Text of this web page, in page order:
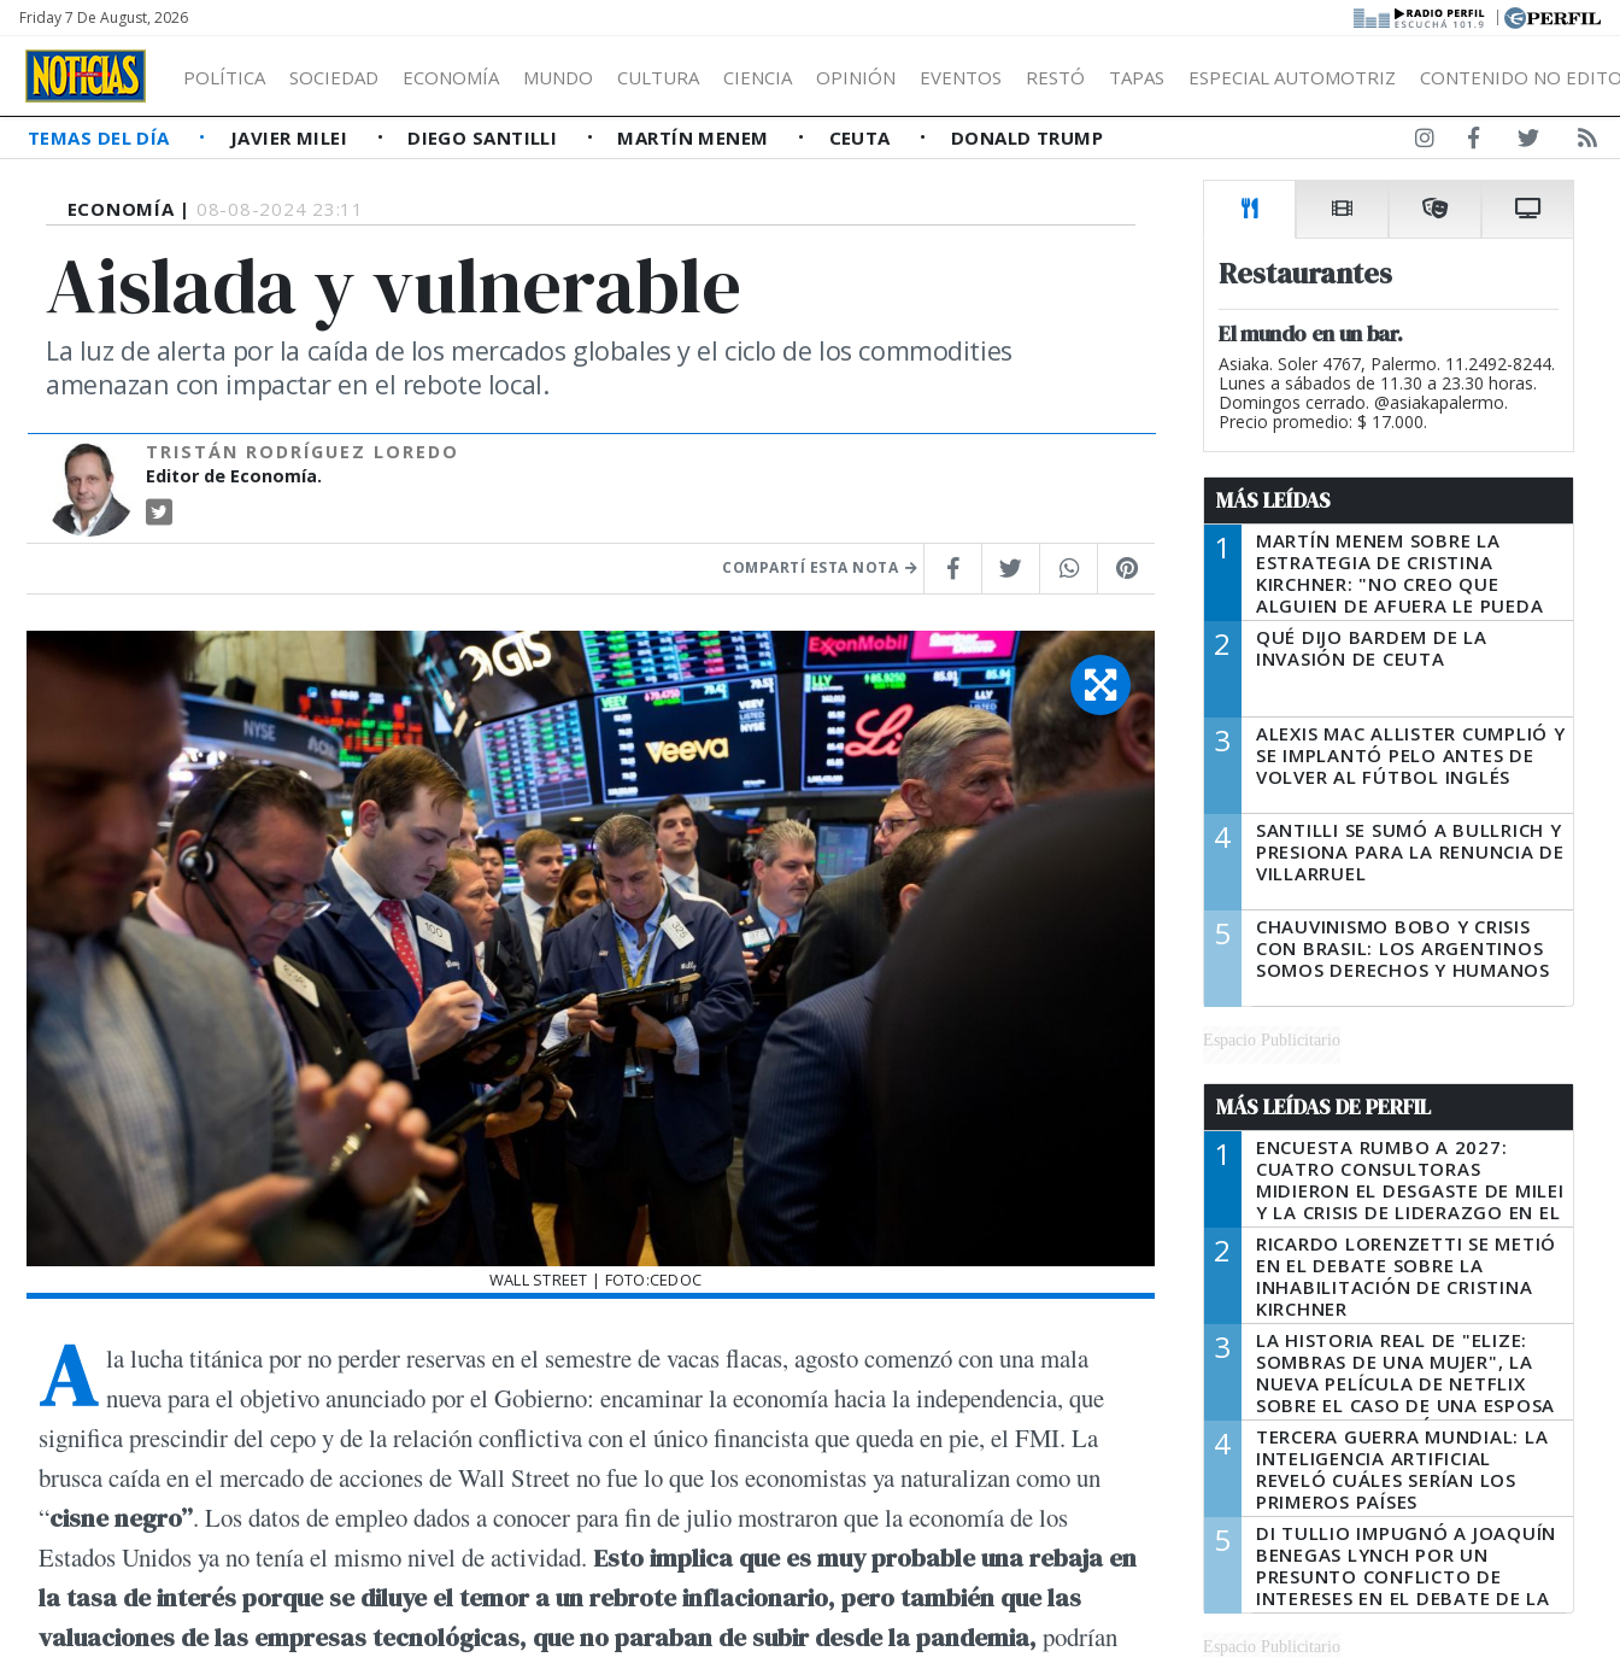
Friday 7 De August, 2026 |
POLÍTICA SOCIEDAD ECONOMÍA MUNDO CULTURA CIENCIA OPINIÓN EVENTOS RESTÓ TAPAS ESPECIAL AUTOMOTRIZ CONTENIDO NO
TEMAS DEL DÍA JAVIER MILEI DIEGO SANTILLI MARTÍN MENEM CEUTA DONALD TRUMP
ECONOMÍA | 08-08-2024 23:11
Aislada y vulnerable
La luz de alerta por la caída de los mercados globales y el ciclo de los commodities
amenazan con impactar en el rebote local.
TRISTÁN RODRÍGUEZ LOREDO
Editor de Economía.
COMPARTÍ ESTA NOTA
WALL STREET | FOTO:CEDOC
A la lucha titánica por no perder reservas en el semestre de vacas flacas, agosto comenzó con una mala
nueva para el objetivo anunciado por el Gobierno: encaminar la economía hacia la independencia, que
significa prescindir del cepo y de la relación conflictiva con el único financista que queda en pie, el FMI. La
brusca caída en el mercado de acciones de Wall Street no fue lo que los economistas ya naturalizan como un
“cisne negro”. Los datos de empleo dados a conocer para fin de julio mostraron que la economía de los
Estados Unidos ya no tenía el mismo nivel de actividad. Esto implica que es muy probable una rebaja en
la tasa de interés porque se diluye el temor a un rebrote inflacionario, pero también que las
valuaciones de las empresas tecnológicas, que no paraban de subir desde la pandemia, podrían
Restaurantes
El mundo en un bar.
Asiaka. Soler 4767, Palermo. 11.2492-8244.
Lunes a sábados de 11.30 a 23.30 horas.
Domingos cerrado. @asiakapalermo.
Precio promedio: $ 17.000.
MÁS LEÍDAS
1
MARTÍN MENEM SOBRE LA
ESTRATEGIA DE CRISTINA
KIRCHNER: "NO CREO QUE
ALGUIEN DE AFUERA LE PUEDA
DECIR A LA JUSTICIA LO QUE
TIENE QUE HACER"
2
QUÉ DIJO BARDEM DE LA
INVASIÓN DE CEUTA
3
ALEXIS MAC ALLISTER CUMPLIÓ Y
SE IMPLANTÓ PELO ANTES DE
VOLVER AL FÚTBOL INGLÉS
4
SANTILLI SE SUMÓ A BULLRICH Y
PRESIONA PARA LA RENUNCIA DE
VILLARRUEL
5
CHAUVINISMO BOBO Y CRISIS
CON BRASIL: LOS ARGENTINOS
SOMOS DERECHOS Y HUMANOS
Espacio Publicitario
MÁS LEÍDAS DE PERFIL
1
ENCUESTA RUMBO A 2027:
CUATRO CONSULTORAS
MIDIERON EL DESGASTE DE MILEI
Y LA CRISIS DE LIDERAZGO EN EL
PERONISMO
2
RICARDO LORENZETTI SE METIÓ
EN EL DEBATE SOBRE LA
INHABILITACIÓN DE CRISTINA
KIRCHNER
3
LA HISTORIA REAL DE "ELIZE:
SOMBRAS DE UNA MUJER", LA
NUEVA PELÍCULA DE NETFLIX
SOBRE EL CASO DE UNA ESPOSA
QUE DESCUARTIZÓ A SU
MARIDO
4
TERCERA GUERRA MUNDIAL: LA
INTELIGENCIA ARTIFICIAL
REVELÓ CUÁLES SERÍAN LOS
PRIMEROS PAÍSES
LATINOAMERICANOS EN SER
DERROTADOS
5
DI TULLIO IMPUGNÓ A JOAQUÍN
BENEGAS LYNCH POR UN
PRESUNTO CONFLICTO DE
INTERESES EN EL DEBATE DE LA
LEY DE TIERRAS
Espacio Publicitario